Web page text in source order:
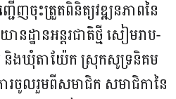
ជើញចុះត្រួតពិនិត្យវឌ្ឍនភាពនៃ
ដ្ឋានអន្តរជាតិថ្មី សៀមរាប-
និងឃុំតាយ៉ែក ស្រុកសូទ្រនិគម
រចូលរួមពីសមាជិក សមាជិកានៃ